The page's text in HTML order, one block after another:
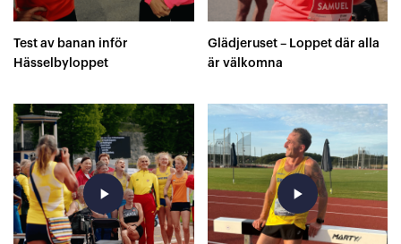
Test av banan inför
Hässelbyloppet
Glädjeruset – Loppet där alla
är välkomna
play_arrow play_arrow